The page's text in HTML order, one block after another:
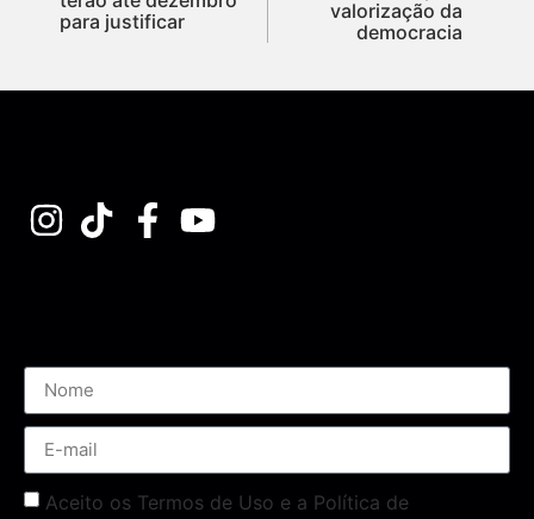
para justificar
valorização da
democracia
Aceito os Termos de Uso e a Política de